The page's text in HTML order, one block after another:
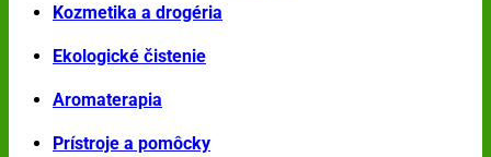
Kozmetika a drogéria
Ekologické čistenie
Aromaterapia
Prístroje a pomôcky